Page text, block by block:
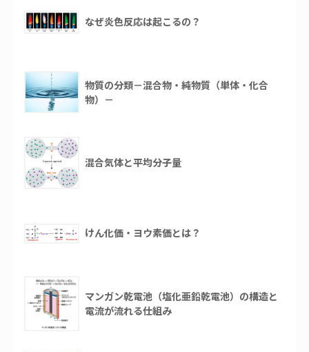
なぜ炎色反応は起こるの？
物質の分類－混合物・純物質（単体・化合
物）－
混合気体と平均分子量
けん化価・ヨウ素価とは？
マンガン乾電池（塩化亜鉛乾電池）の構造と
電流が流れる仕組み